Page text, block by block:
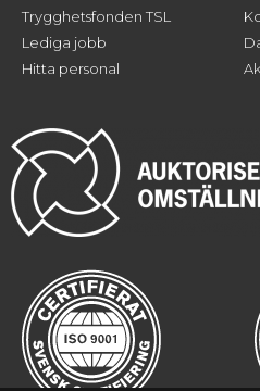
Trygghetsfonden TSL
Lediga jobb
Hitta personal